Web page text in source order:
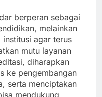
berperan sebagai
melainkan
agar terus
mutu layanan
diharapkan
ke pengembangan
serta menciptakan